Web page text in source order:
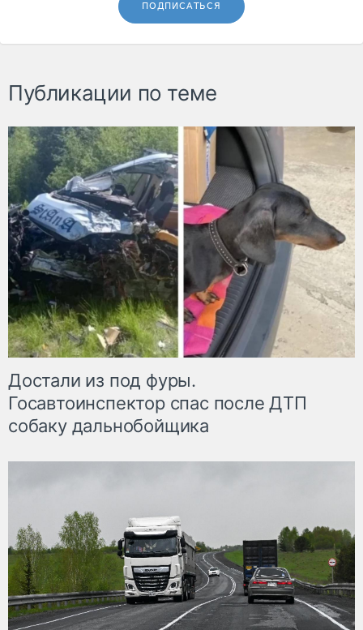
ПОДПИСАТЬСЯ
Публикации по теме
Достали из под фуры.
Госавтоинспектор спас после ДТП
собаку дальнобойщика